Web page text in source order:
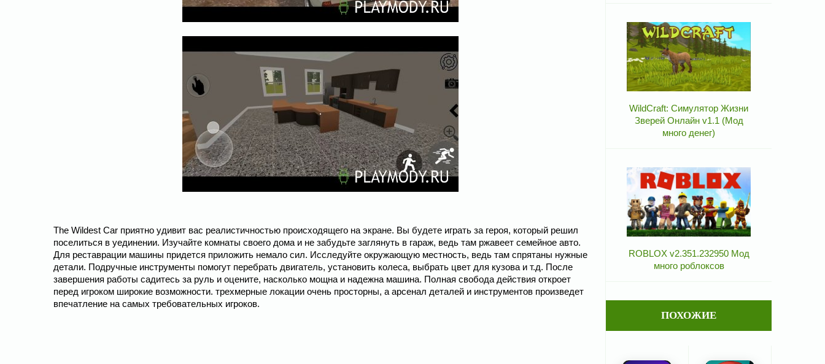
The Wildest Car приятно удивит вас реалистичностью происходящего на экране. Вы будете играть за героя, который решил
поселиться в уединении. Изучайте комнаты своего дома и не забудьте заглянуть в гараж, ведь там ржавеет семейное авто.
Для реставрации машины придется приложить немало сил. Исследуйте окружающую местность, ведь там спрятаны нужные
детали. Подручные инструменты помогут перебрать двигатель, установить колеса, выбрать цвет для кузова и т.д. После
завершения работы садитесь за руль и оцените, насколько мощна и надежна машина. Полная свобода действия откроет
перед игроком широкие возможности. трехмерные локации очень просторны, а арсенал деталей и инструментов произведет
впечатление на самых требовательных игроков.
WildCraft: Симулятор Жизни
Зверей Онлайн v1.1 (Мод
много денег)
ROBLOX v2.351.232950 Мод
много роблоксов
ПОХОЖИЕ